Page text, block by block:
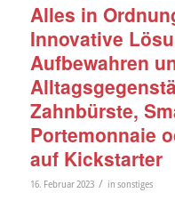
Alles in
Innovative
Aufbewahren
Zahnbürste,
Portemonnaie
auf Kickstarter
16. Februar 2023 / in sonstiges